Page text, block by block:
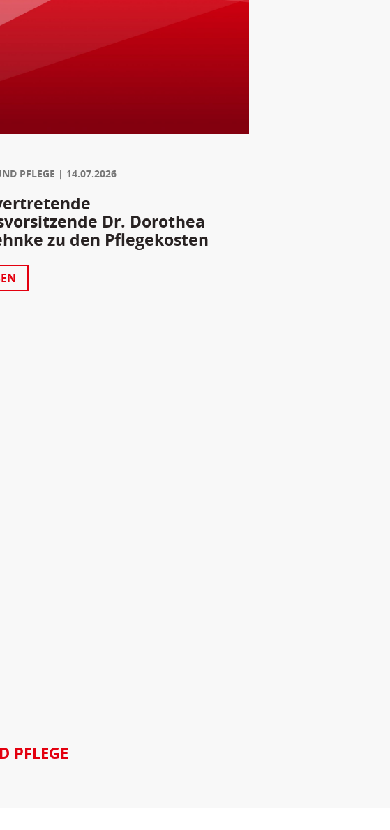
PFLEGE 14.07.2026
Dr. Dorothea
zu den Pflegekosten
PFLEGE